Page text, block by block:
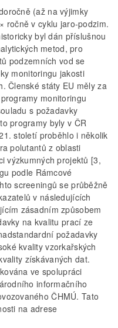
(až na výjimky
ročně v cyklu jaro-podzim.
byl dán příslušnou
metod, pro
podzemních vod se
monitoringu jakosti
Členské státy EU měly za
monitoringu
s požadavky
programy byly v ČR
století proběhlo i několik
polutantů z oblasti
výzkumných projektů [3,
podle Rámcové
screeningů se průběžně
v následujících
zásadním způsobem
na kvalitu prací ze
požadavky
kvality vzorkařských
získávaných dat.
ve spolupráci
informačního
ČHMÚ. Tato
na adrese